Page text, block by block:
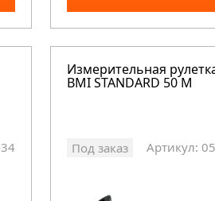
Измерительная
BMI STANDARD 50 M
Под заказ Артикул: